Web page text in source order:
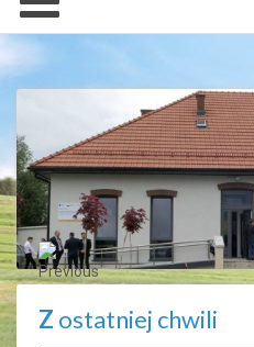
Z ostatniej chwili